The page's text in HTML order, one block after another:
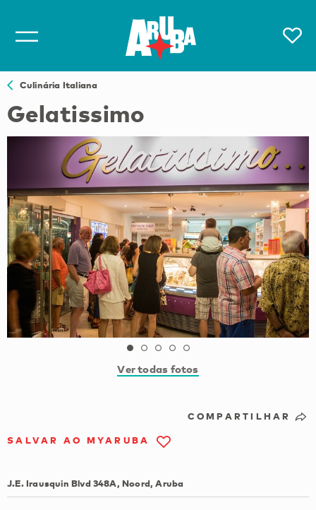
Culinária Italiana
Gelatissimo
Ver todas fotos
COMPARTILHAR
SALVAR AO MYARUBA
J.E. Irausquin Blvd 348A, Noord, Aruba